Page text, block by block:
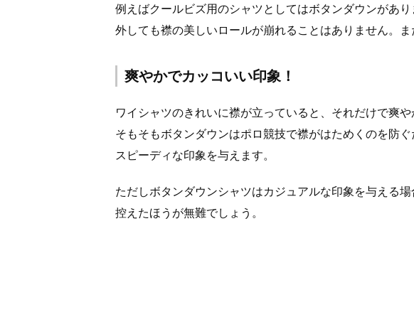
例えばクールビズ用のシャツとしてはボタンダウンがあ
外しても襟の美しいロールが崩れることはありません。ま
爽やかでカッコいい印象！
ワイシャツのきれいに襟が立っていると、それだけで爽や
そもそもボタンダウンはポロ競技で襟がはためくのを防
スピーディな印象を与えます。
ただしボタンダウンシャツはカジュアルな印象を与える
控えたほうが無難でしょう。